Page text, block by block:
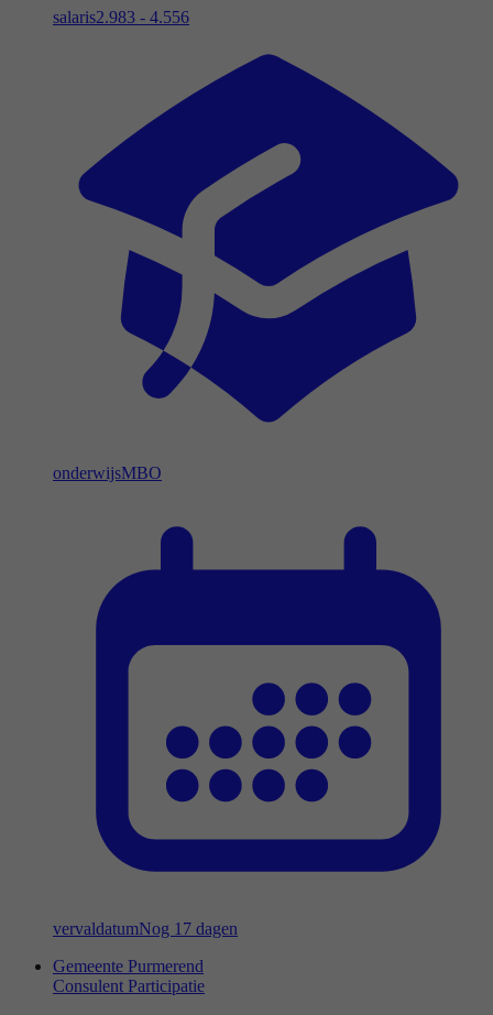
salaris2.983 - 4.556
onderwijsMBO
vervaldatumNog 17 dagen
Gemeente Purmerend
Consulent Participatie